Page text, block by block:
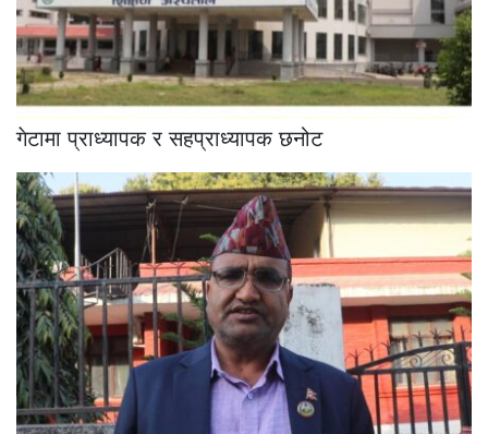
गेटामा प्राध्यापक र सहप्राध्यापक छनोट